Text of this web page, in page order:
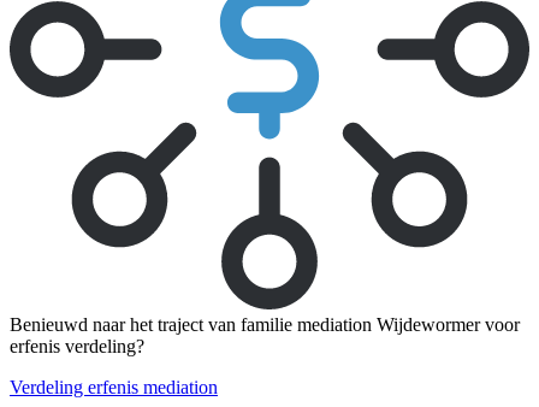
Benieuwd naar het traject van familie mediation Wijdewormer voor
erfenis verdeling?
Verdeling erfenis mediation